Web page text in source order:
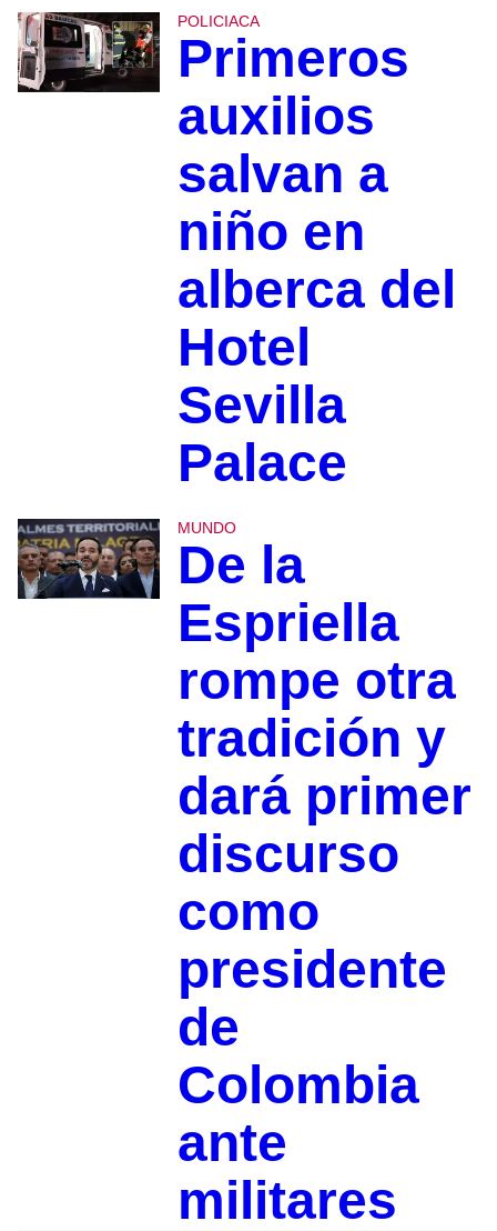
POLICIACA
Primeros
auxilios
salvan a
niño en
alberca del
Hotel
Sevilla
Palace
MUNDO
De la
Espriella
rompe otra
tradición y
dará primer
discurso
como
presidente
de
Colombia
ante
militares